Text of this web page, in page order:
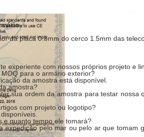
experiente com nossos próprios projeto e
para o armário exterior?
da amostra está disponível.
amostra?
sua ordem da amostra para testar nossa
com projeto ou logotipo?
e quanto tempo ele tomará?
expedição pelo mar ou pelo ar que tomam